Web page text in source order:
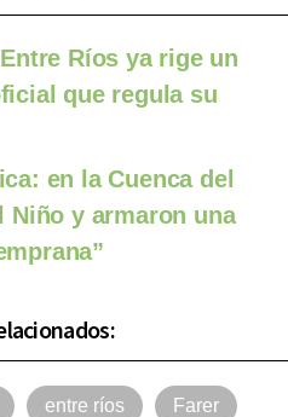
Ríos ya rige un
que regula su
en la Cuenca del
Niño y armaron una
entre ríos Farer